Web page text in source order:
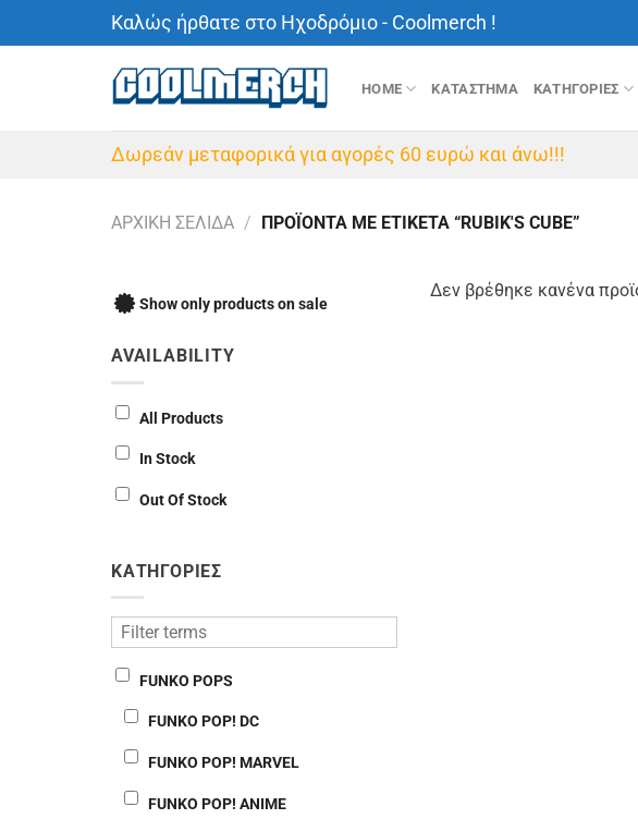
Καλώς ήρθατε στο Ηχοδρόμιο - Coolmerch !
HOME ΚΑΤΑΣΤΗΜΑ ΚΑΤΗΓΟΡΙΕΣ
Δωρεάν μεταφορικά για αγορές 60 ευρώ και άνω!!!
ΑΡΧΙΚΉ ΣΕΛΊΔΑ / ΠΡΟΪΌΝΤΑ ΜΕ ΕΤΙΚΈΤΑ “RUBIK'S CUBE”
Show only products on sale
AVAILABILITY
All Products
In Stock
Out Of Stock
ΚΑΤΗΓΟΡΙΕΣ
FUNKO POPS
FUNKO POP! DC
FUNKO POP! MARVEL
FUNKO POP! ANIME
Δεν βρέθηκε κανένα